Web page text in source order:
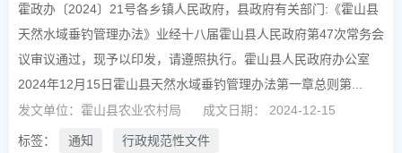
霍政办〔2024〕21号各乡镇人民政府，县政府有关部门:《霍山县
天然水域垂钓管理办法》业经十八届霍山县人民政府第47次常务会
议审议通过，现予以印发，请遵照执行。霍山县人民政府办公室
2024年12月15日霍山县天然水域垂钓管理办法第一章总则第...
发文单位：霍山县农业农村局
成文日期： 2024-12-15
标签： 通知 行政规范性文件